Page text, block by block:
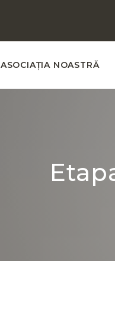
ASOCIAȚIA NOASTRĂ